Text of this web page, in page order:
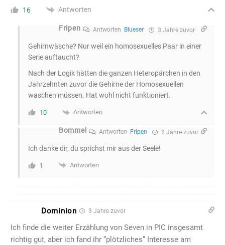
16 Antworten
Fripen Antworten Blueser 3 Jahre zuvor
Gehirnwäsche? Nur weil ein homosexuelles Paar in einer
Serie auftaucht?
Nach der Logik hätten die ganzen Heteropärchen in den
Jahrzehnten zuvor die Gehirne der Homosexuellen
waschen müssen. Hat wohl nicht funktioniert.
10 Antworten
Bommel Antworten Fripen 2 Jahre zuvor
Ich danke dir, du sprichst mir aus der Seele!
1 Antworten
Dominion 3 Jahre zuvor
Ich finde die weiter Erzählung von Seven in PIC insgesamt
richtig gut, aber ich fand ihr “plötzliches” Interesse am